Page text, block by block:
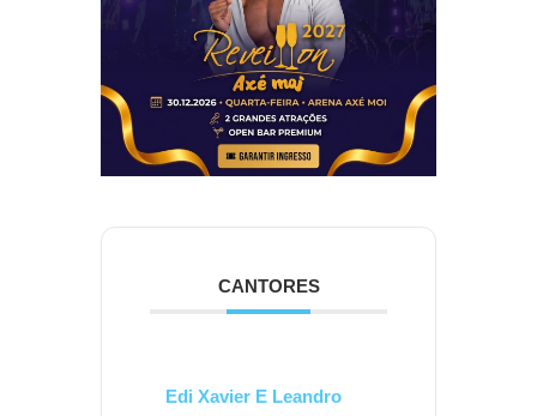
CANTORES
Edi Xavier E Leandro